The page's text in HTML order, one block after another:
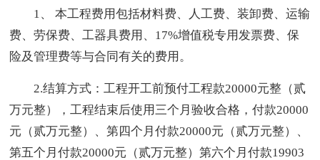
1、 本工程费用包括材料费、人工费、装卸费、运输
费、劳保费、工器具费用、17%增值税专用发票费、保
险及管理费等与合同有关的费用。
2.结算方式：工程开工前预付工程款20000元整（贰
万元整），工程结束后使用三个月验收合格，付款20000
元（贰万元整）、第四个月付款20000元（贰万元整）、
第五个月付款20000元（贰万元整）第六个月付款19903